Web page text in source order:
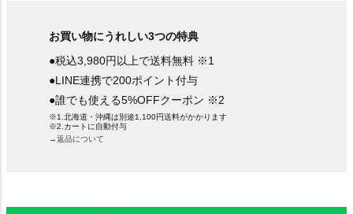
お買い物にうれしい3つの特典
●税込3,980円以上で送料無料 ※1
●LINE連携で200ポイント付与
●誰でも使える5%OFFクーポン ※2
※1.北海道・沖縄は別途1,100円送料がかかります
※2.カートに自動付与
→返品について